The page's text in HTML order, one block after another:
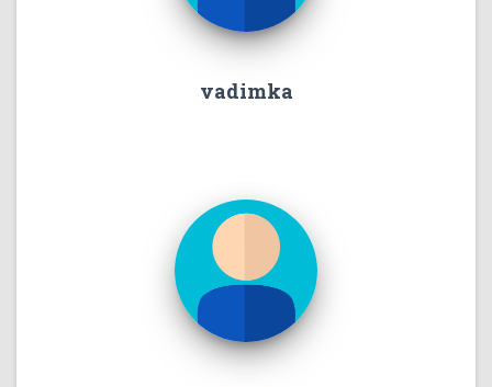
vadimka